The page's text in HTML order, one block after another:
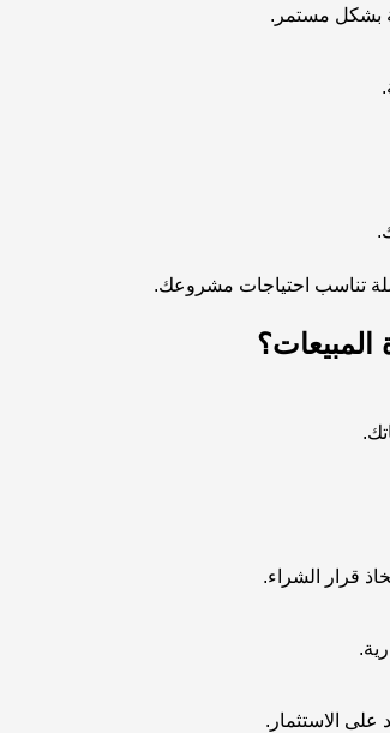
بشكل مستمر.
تناسب احتياجات مشروعك.
قرار الشراء.
الاستثمار.